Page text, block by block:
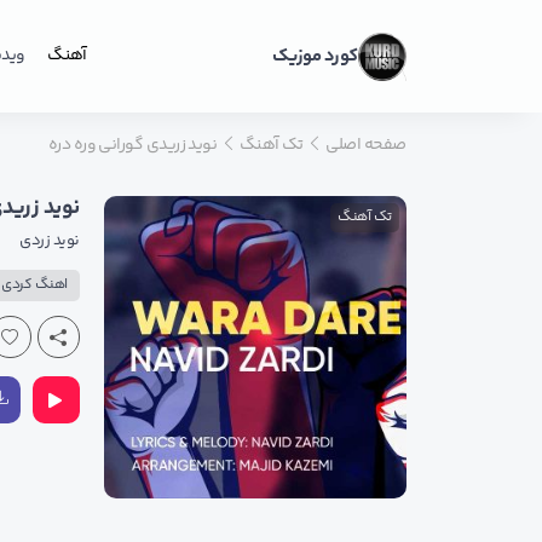
کورد موزیک آهنگ
صفحه اصلی تک آهنگ نوید زریدی گورانی وره دره
تک آهنگ نوید
نوید زردی
اهنگ کردی